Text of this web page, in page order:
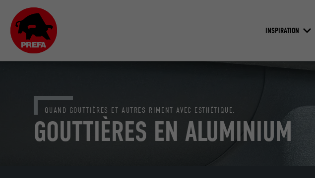
INSPIRATION
GOUTTIÈRES EN ALUMINIUM
QUAND GOUTTIÈRES ET AUTRES RIMENT AVEC ESTHÉTIQUE.